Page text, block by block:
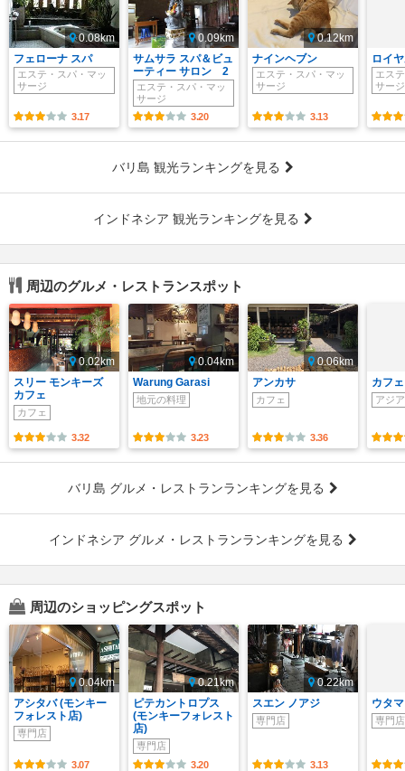
0.08km
フェローナ スパ
エステ・スパ・マッ
サージ
3.17
0.09km
サムサラ スパ＆ビュ
ーティー サロン 2
エステ・スパ・マッ
サージ
3.20
0.12km
ナインヘブン
エステ・スパ・マッ
サージ
3.13
ロイ
エス
サージ
バリ島 観光ランキングを見る
インドネシア 観光ランキングを見る
周辺のグルメ・レストランスポット
0.02km
スリー モンキーズ
カフェ
カフェ
3.32
0.04km
Warung Garasi
地元の料理
3.23
0.06km
アンカサ
カフェ
3.36
カフ
アジ
バリ島 グルメ・レストランランキングを見る
インドネシア グルメ・レストランランキングを見る
周辺のショッピングスポット
0.04km
アシタバ (モンキー
フォレスト店)
専門店
3.07
0.21km
ピテカントロプス
(モンキーフォレスト
店)
専門店
3.20
0.22km
スエン ノアジ
専門店
3.13
ウタ
専門店